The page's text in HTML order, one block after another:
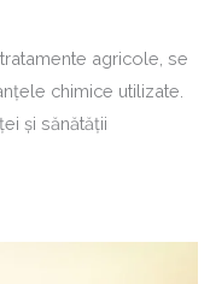
agricole, se
chimice utilizate.
și sănătății